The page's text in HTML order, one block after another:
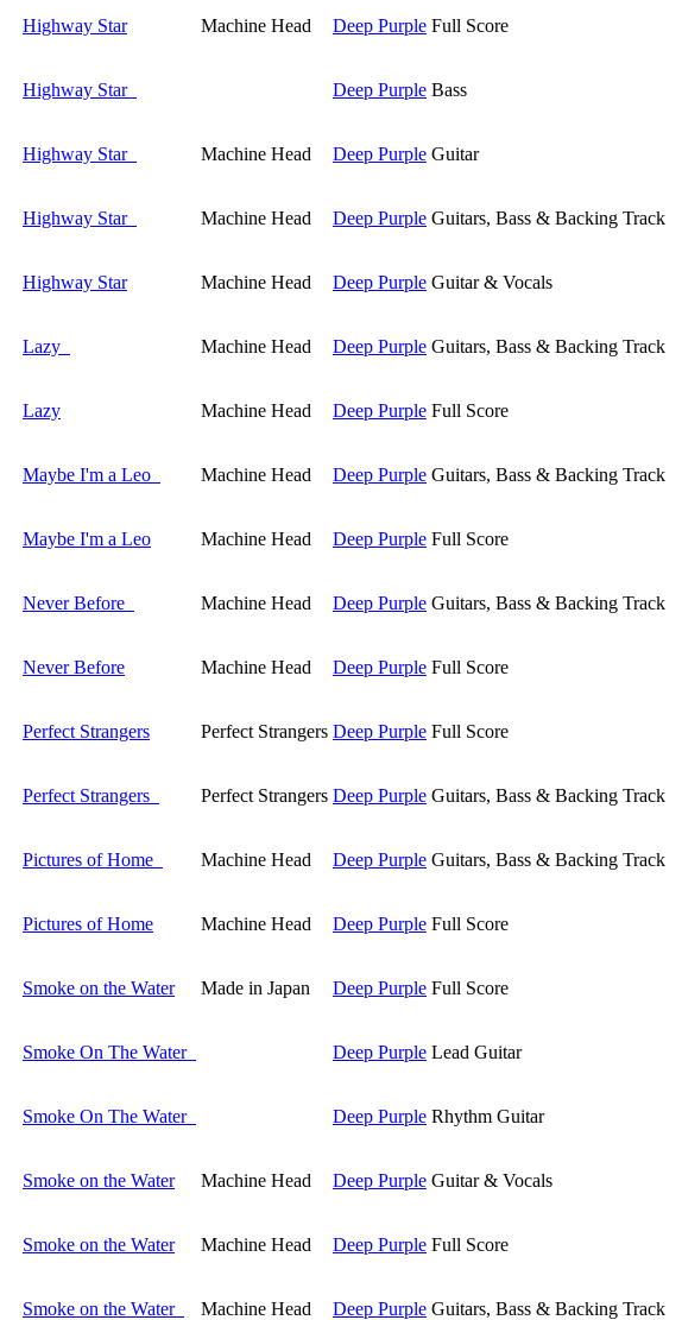
Highway Star Machine Head Deep Purple Full Score
Highway Star Deep Purple Bass
Highway Star Machine Head Deep Purple Guitar
Highway Star Machine Head Deep Purple Guitars, Bass & Backing Track
Highway Star Machine Head Deep Purple Guitar & Vocals
Lazy Machine Head Deep Purple Guitars, Bass & Backing Track
Lazy Machine Head Deep Purple Full Score
Maybe I'm a Leo Machine Head Deep Purple Guitars, Bass & Backing Track
Maybe I'm a Leo Machine Head Deep Purple Full Score
Never Before Machine Head Deep Purple Guitars, Bass & Backing Track
Never Before Machine Head Deep Purple Full Score
Perfect Strangers Perfect Strangers Deep Purple Full Score
Perfect Strangers Perfect Strangers Deep Purple Guitars, Bass & Backing Track
Pictures of Home Machine Head Deep Purple Guitars, Bass & Backing Track
Pictures of Home Machine Head Deep Purple Full Score
Smoke on the Water Made in Japan Deep Purple Full Score
Smoke On The Water Deep Purple Lead Guitar
Smoke On The Water Deep Purple Rhythm Guitar
Smoke on the Water Machine Head Deep Purple Guitar & Vocals
Smoke on the Water Machine Head Deep Purple Full Score
Smoke on the Water Machine Head Deep Purple Guitars, Bass & Backing Track